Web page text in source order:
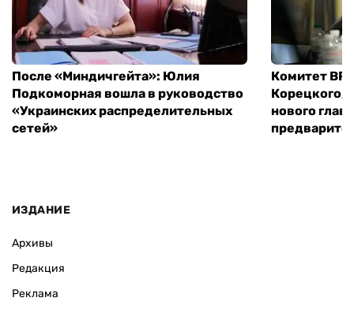
После «Миндичгейта»: Юлия
Подкоморная вошла в руководство
«Украинских распределительных
сетей»
Комитет ВР
Корецкого,
нового
ИЗДАНИЕ
Архивы
Редакция
Реклама